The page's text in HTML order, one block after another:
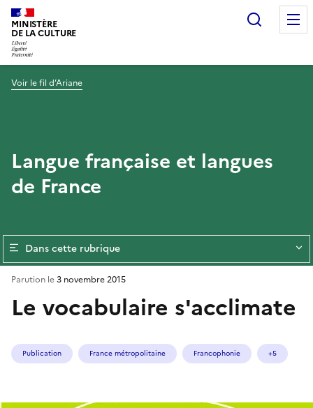
MINISTÈRE
DE LA CULTURE
Voir le fil d’Ariane
Langue française et langues
de France
Dans cette rubrique
Le vocabulaire s'acclimate
Parution le3 novembre 2015
Publication France métropolitaine Francophonie +5